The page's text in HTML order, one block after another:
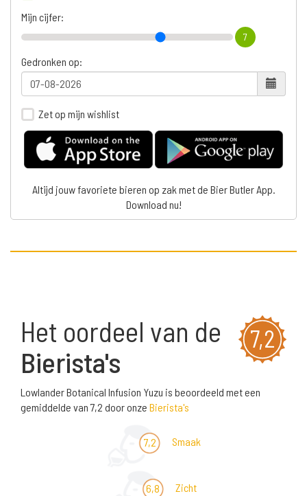
Mijn cijfer:
7
Gedronken op:
Zet op mijn wishlist
Altijd jouw favoriete bieren op zak met de Bier Butler App.
Download nu!
7,2
Het oordeel van de
Bierista's
Lowlander Botanical Infusion Yuzu is beoordeeld met een
gemiddelde van 7,2 door onze Bierista's
7,2 Smaak
6,8 Zicht